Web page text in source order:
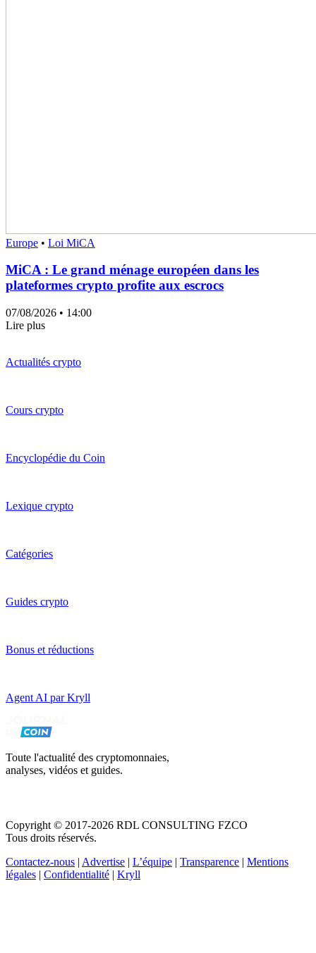
Europe • Loi MiCA
MiCA : Le grand ménage européen dans les
plateformes crypto profite aux escrocs
07/08/2026 • 14:00
Lire plus
Actualités crypto
Cours crypto
Encyclopédie du Coin
Lexique crypto
Catégories
Guides crypto
Bonus et réductions
Agent AI par Kryll
Toute l'actualité des cryptomonnaies,
analyses, vidéos et guides.
Copyright © 2017-2026 RDL CONSULTING FZCO
Tous droits réservés.
Contactez-nous | Advertise | L’équipe | Transparence | Mentions
légales | Confidentialité | Kryll